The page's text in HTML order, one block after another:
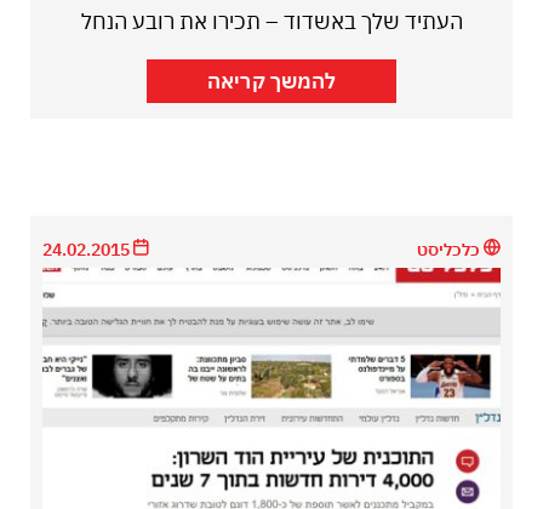
העתיד שלך באשדוד – תכירו את רובע הנחל
להמשך קריאה
כלכליסט